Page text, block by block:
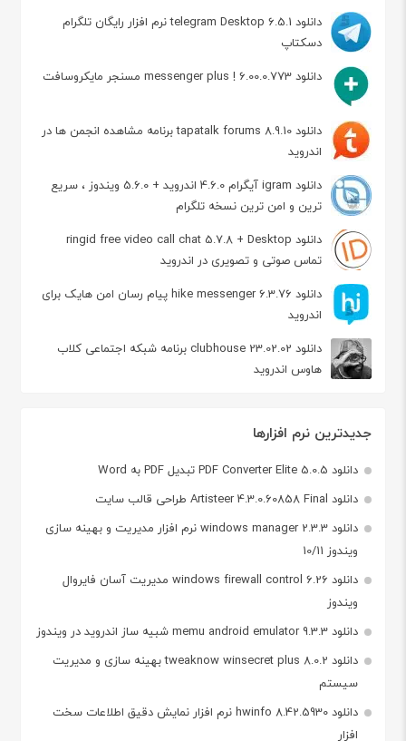
دانلود telegram Desktop 6.5.1 نرم افزار رایگان تلگرام
دسکتاپ
دانلود messenger plus ! 6.00.0.773 مسنجر مایکروسافت
دانلود tapatalk forums 8.9.10 برنامه مشاهده انجمن ها در
اندروید
دانلود igram آیگرام 4.6.0 اندروید + 5.6.0 ویندوز ، سریع
ترین و امن ترین نسخه تلگرام
دانلود ringid free video call chat 5.7.8 + Desktop
تماس صوتی و تصویری در اندروید
دانلود hike messenger 6.3.76 پیام‌ رسان‌ امن هایک برای
اندروید
دانلود clubhouse 23.02.02 برنامه شبکه اجتماعی کلاب
هاوس اندروید
جدیدترین نرم افزارها
دانلود PDF Converter Elite 5.0.5 تبدیل PDF به Word
دانلود Artisteer 4.3.0.60858 Final طراحی قالب سایت
دانلود windows manager 2.3.3 نرم افزار مدیریت و بهینه سازی
ویندوز 10/11
دانلود windows firewall control 6.26 مدیریت آسان فایروال
ویندوز
دانلود memu android emulator 9.3.3 شبیه ساز اندروید در ویندوز
دانلود tweaknow winsecret plus 8.0.2 بهینه سازی و مدیریت
سیستم
دانلود hwinfo 8.42.5930 نرم افزار نمایش دقیق اطلاعات سخت
افزار